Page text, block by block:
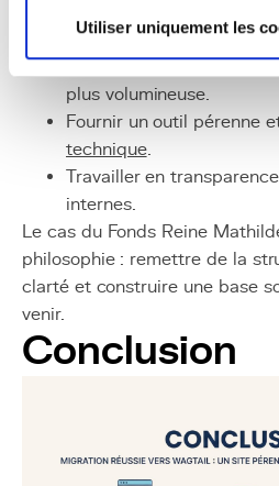
Utiliser uniquement les
Avancer
Rechercher la solution la
plus volumineuse.
Fournir un outil pérenne
technique.
Travailler en
internes.
Le cas du Fonds Reine
philosophie : remettre de la
clarté et construire une base
venir.
Conclusion